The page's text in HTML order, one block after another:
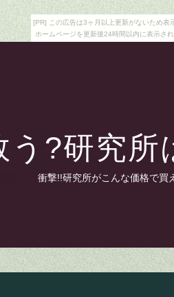
[PR] この広告は3ヶ月以上更新がないため表
ホームページを更新後24時間以内に表示され
う?研究所
衝撃!!研究所がこんな価格で買